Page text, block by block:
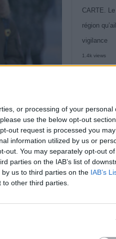
or processing of your personal
use the below opt-out
out request is processed you may
information utilized by us or
out. You may separately opt-out
parties on the IAB’s list of
us to third parties on the IAB’s
other third parties.
« zéro Covid ».
de médicaments
le journal Le
CARTE.
région
vigilance
1.4k views
Alcool :
C’est le
après 60
1.3k views
Arthrose
maladie en
4 Astuces
Protéger
1.2k views